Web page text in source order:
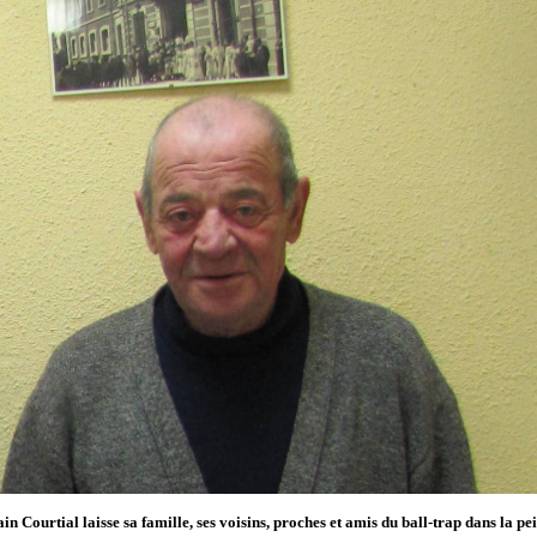
Courtial laisse sa famille, ses voisins, proches et amis du ball-trap dans la